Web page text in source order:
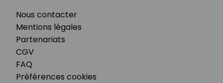
Nous contacter
Mentions légales
Partenariats
CGV
FAQ
Préférences cookies